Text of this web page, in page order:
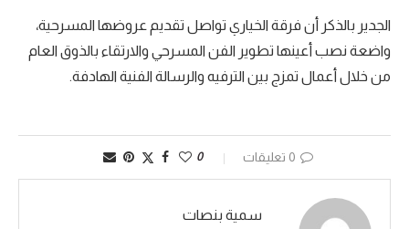
الجدير بالذكر أن فرقة الخياري تواصل تقديم عروضها المسرحية،
واضعة نصب أعينها تطوير الفن المسرحي والارتقاء بالذوق العام
من خلال أعمال تمزج بين الترفيه والرسالة الفنية الهادفة.
0 تعليقات 0
سمية بنصات